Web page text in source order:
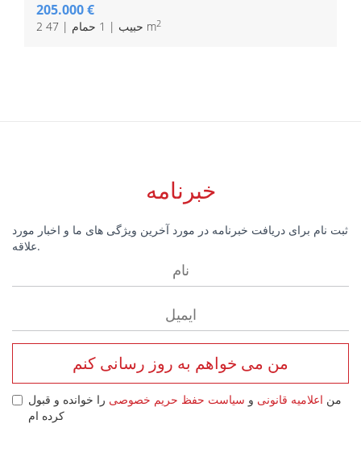
205.000 €
2 حبیب | 1 حمام | 47 m2
خبرنامه
ثبت نام برای دریافت خبرنامه در مورد آخرین ویژگی های ما و اخبار مورد
علاقه.
من می خواهم به روز رسانی کنم
من اعلامیه قانونی و سیاست حفظ حریم خصوصی را خوانده و قبول
کرده ام